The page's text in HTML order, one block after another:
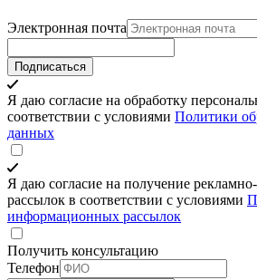
Электронная почта
Подписаться
Я даю согласие на обработку
соответствии с условиями Политики
данных
Я даю согласие на получение
рассылок в соответствии с условиями
информационных рассылок
Получить консультацию
Телефон